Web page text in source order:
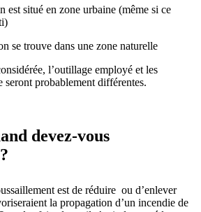
est situé en zone urbaine (même si ce
se trouve dans une zone naturelle
l’outillage employé et les
seront probablement différentes.
devez-vous
est de réduire ou d’enlever
la propagation d’un incendie de